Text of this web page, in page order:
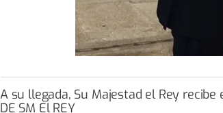
A su llegada, Su Majestad el Rey recibe el saludo del presidente de la Xunta de Galicia, Alfonso Rueda. © CASA
DE SM El REY